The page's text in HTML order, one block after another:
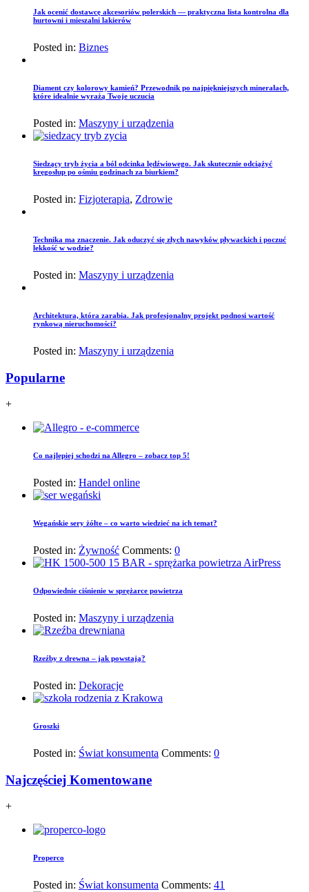
Jak ocenić dostawcę akcesoriów polerskich — praktyczna lista kontrolna dla
hurtowni i mieszalni lakierów
Posted in: Biznes
Diament czy kolorowy kamień? Przewodnik po najpiękniejszych minerałach,
które idealnie wyrażą Twoje uczucia
Posted in: Maszyny i urządzenia
Siedzący tryb życia a ból odcinka lędźwiowego. Jak skutecznie odciążyć
kręgosłup po ośmiu godzinach za biurkiem?
Posted in: Fizjoterapia, Zdrowie
Technika ma znaczenie. Jak oduczyć się złych nawyków pływackich i poczuć
lekkość w wodzie?
Posted in: Maszyny i urządzenia
Architektura, która zarabia. Jak profesjonalny projekt podnosi wartość
rynkową nieruchomości?
Posted in: Maszyny i urządzenia
Popularne
+
Co najlepiej schodzi na Allegro – zobacz top 5!
Posted in: Handel online
Wegańskie sery żółte – co warto wiedzieć na ich temat?
Posted in: Żywność Comments: 0
Odpowiednie ciśnienie w sprężarce powietrza
Posted in: Maszyny i urządzenia
Rzeźby z drewna – jak powstają?
Posted in: Dekoracje
Groszki
Posted in: Świat konsumenta Comments: 0
Najczęściej Komentowane
+
Properco
Posted in: Świat konsumenta Comments: 41